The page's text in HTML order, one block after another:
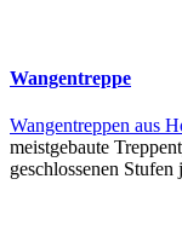
Wangentreppe
Wangentreppen aus
meistgebaute
geschlossenen